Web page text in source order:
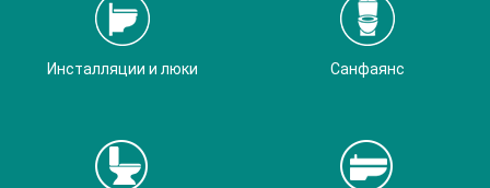
Инсталляции и люки Санфаянс